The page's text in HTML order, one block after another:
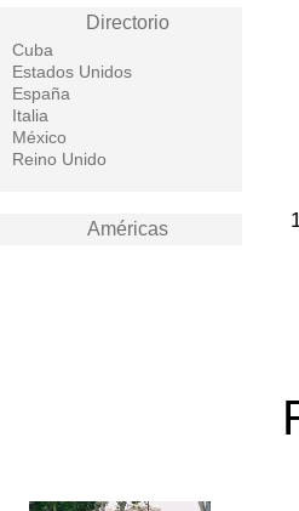
Directorio
Cuba
Estados Unidos
España
Italia
México
Reino Unido
Américas